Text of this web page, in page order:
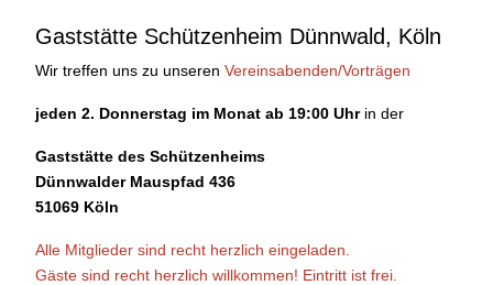
Gaststätte Schützenheim Dünnwald, Köln
Wir treffen uns zu unseren Vereinsabenden/Vorträgen
jeden 2. Donnerstag im Monat ab 19:00 Uhr in der
Gaststätte des Schützenheims
Dünnwalder Mauspfad 436
51069 Köln
Alle Mitglieder sind recht herzlich eingeladen.
Gäste sind recht herzlich willkommen! Eintritt ist frei.